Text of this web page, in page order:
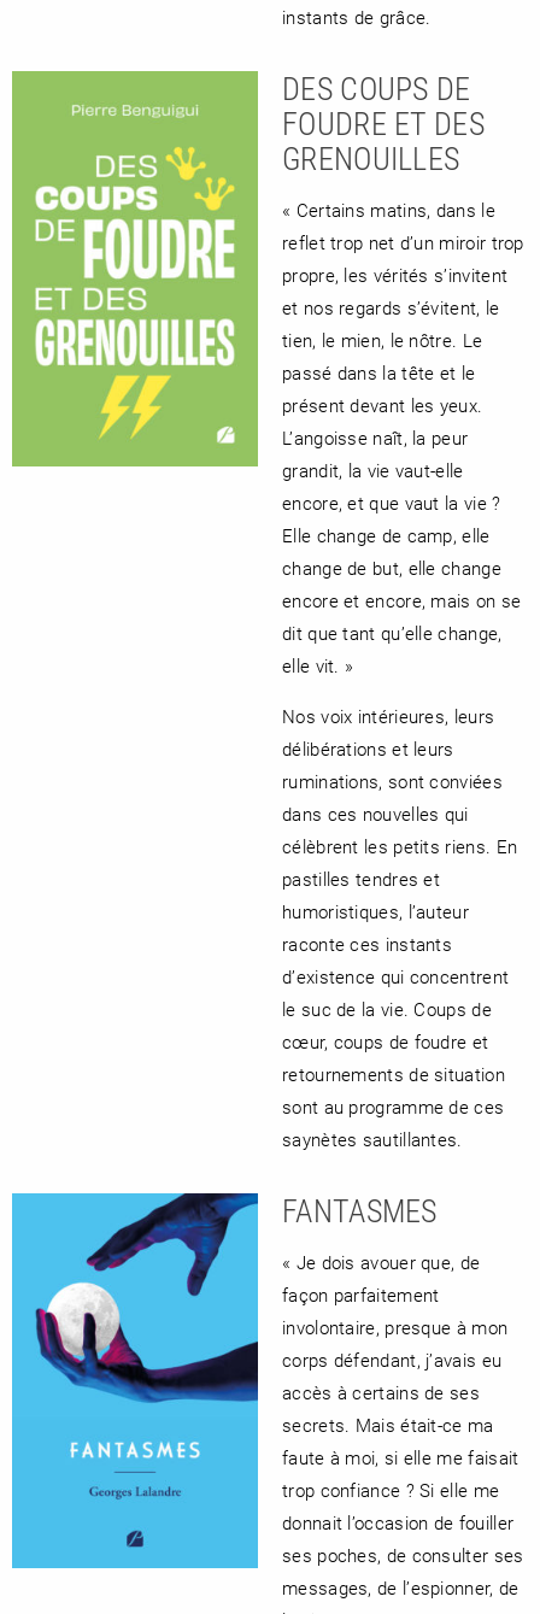
instants de grâce.
DES COUPS DE
FOUDRE ET DES
GRENOUILLES
« Certains matins, dans le
reflet trop net d’un miroir trop
propre, les vérités s’invitent
et nos regards s’évitent, le
tien, le mien, le nôtre. Le
passé dans la tête et le
présent devant les yeux.
L’angoisse naît, la peur
grandit, la vie vaut-elle
encore, et que vaut la vie ?
Elle change de camp, elle
change de but, elle change
encore et encore, mais on se
dit que tant qu’elle change,
elle vit. »
Nos voix intérieures, leurs
délibérations et leurs
ruminations, sont conviées
dans ces nouvelles qui
célèbrent les petits riens. En
pastilles tendres et
humoristiques, l’auteur
raconte ces instants
d’existence qui concentrent
le suc de la vie. Coups de
cœur, coups de foudre et
retournements de situation
sont au programme de ces
saynètes sautillantes.
FANTASMES
« Je dois avouer que, de
façon parfaitement
involontaire, presque à mon
corps défendant, j’avais eu
accès à certains de ses
secrets. Mais était-ce ma
faute à moi, si elle me faisait
trop confiance ? Si elle me
donnait l’occasion de fouiller
ses poches, de consulter ses
messages, de l’espionner, de